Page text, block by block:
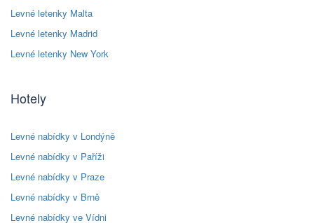
Levné letenky Malta
Levné letenky Madrid
Levné letenky New York
Hotely
Levné nabídky v Londýně
Levné nabídky v Paříži
Levné nabídky v Praze
Levné nabídky v Brně
Levné nabídky ve Vídni